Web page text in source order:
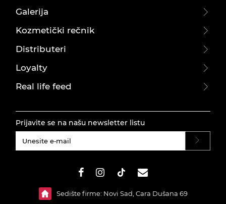
Galerija
Kozmetički rečnik
Distributeri
Loyalty
Real life feed
Prijavite se na našu newsletter listu
Sedište firme: Novi Sad, Cara Dušana 69